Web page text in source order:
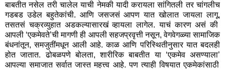
बाबतीत नसेल तरी चालेल याची नेमकी यादी करायला सांगितली तर चांगलीच
गडबड उडेल बहुतेकांची. आणि जसजसं आपण यात खोलात जायला लागू,
तसतसं चक्रव्युहात अडकल्यासारखं व्हायला लागेल. याचं कारण असं की
आपली ‘एकमेवते’ची मागणी ही आपली सहजप्रवृत्ती नसून, वेगवेगळ्या सामाजिक
बंधनांतून, समजुतींमधून आली आहे. काळ आणि परिस्थितीनुसार यात बदलही
होत जातात. ढोबळपणे बोलता,शारीरिक बाबतीत या ‘एकमेव असण्याला’
आपल्या समाजात सर्वात जास्त महत्त्व आहे. पण त्याही विषयात एकमेकांसाठी